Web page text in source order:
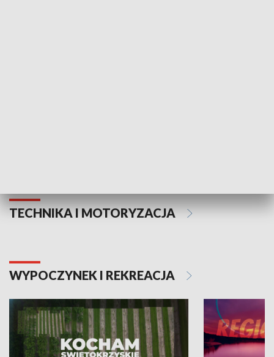
TECHNIKA I MOTORYZACJA
WYPOCZYNEK I REKREACJA